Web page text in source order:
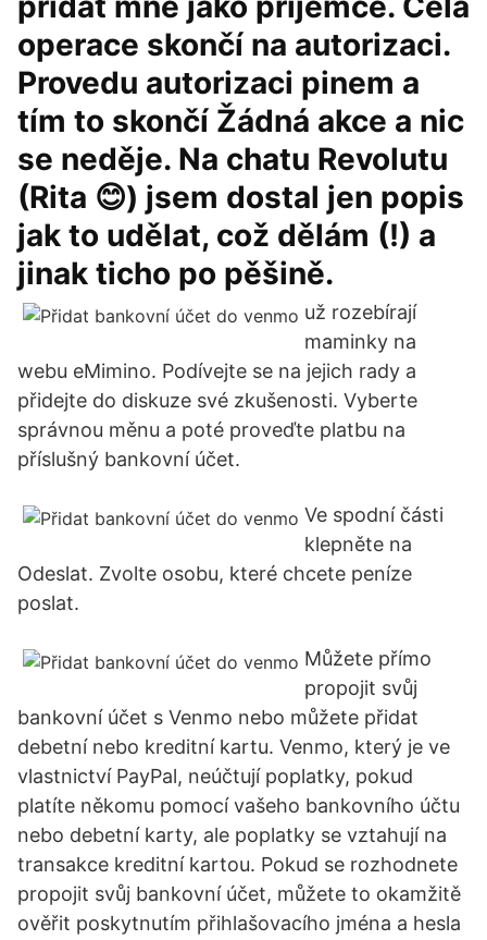
operace skončí na autorizaci.
Provedu autorizaci pinem a
tím to skončí Žádná akce a nic
se neděje. Na chatu Revolutu
(Rita 😊) jsem dostal jen popis
jak to udělat, což dělám (!) a
jinak ticho po pěšině.
už rozebírají
maminky na
webu eMimino. Podívejte se na jejich rady a
přidejte do diskuze své zkušenosti. Vyberte
správnou měnu a poté proveďte platbu na
příslušný bankovní účet.
Ve spodní části
klepněte na
Odeslat. Zvolte osobu, které chcete peníze
poslat.
Můžete přímo
propojit svůj
bankovní účet s Venmo nebo můžete přidat
debetní nebo kreditní kartu. Venmo, který je ve
vlastnictví PayPal, neúčtují poplatky, pokud
platíte někomu pomocí vašeho bankovního účtu
nebo debetní karty, ale poplatky se vztahují na
transakce kreditní kartou. Pokud se rozhodnete
propojit svůj bankovní účet, můžete to okamžitě
ověřit poskytnutím přihlašovacího jména a hesla